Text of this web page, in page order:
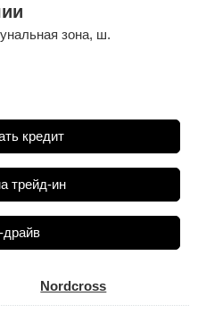
зона, ш.
кредит
трейд-ин
драйв
Nordcross